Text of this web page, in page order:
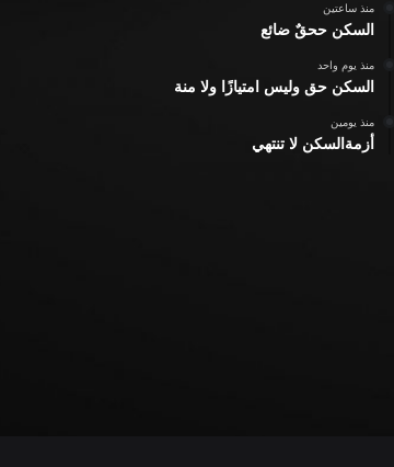
منذ ساعتين
السكن ححقٌ ضائع
منذ يوم واحد
السكن حق وليس امتيازًا ولا منة
منذ يومين
أزمةالسكن لا تنتهي